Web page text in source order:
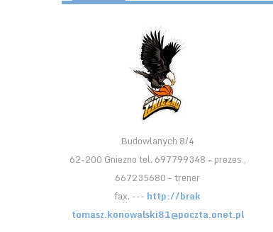
Budowlanych 8/4
62-200 Gniezno tel. 697799348 - prezes ,
667235680 - trener
fax. --- http://brak
tomasz.konowalski81@poczta.onet.pl